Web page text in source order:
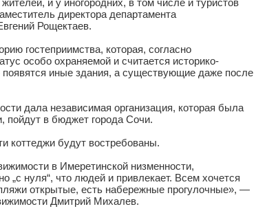
и у иногородних, в том числе и туристов
директора департамента
Рощектаев.
гостеприимства, которая, согласно
особо охраняемой и считается историко-
иные здания, а существующие даже после
дала независимая организация, которая была
пойдут в бюджет города Сочи.
коттеджи будут востребованы.
в Имеретинской низменности,
„с нуля“, что людей и привлекает. Всем хочется
открытые, есть набережные прогулочные», —
Дмитрий Михалев.